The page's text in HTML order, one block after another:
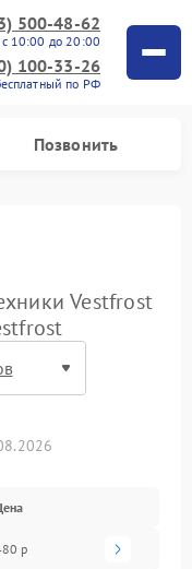
500-48-62
с 10:00 до 20:00
100-33-26
по РФ
Позвонить
Vestfrost
р